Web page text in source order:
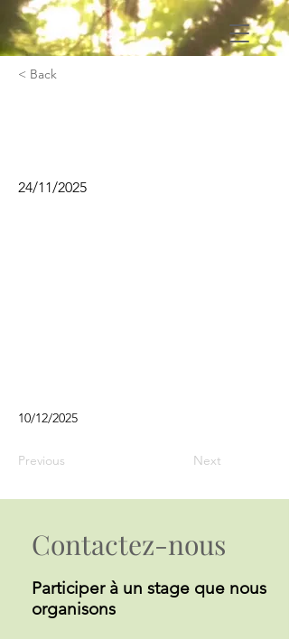
< Back
24/11/2025
10/12/2025
Previous Next
Contactez-nous
Participer à un stage que nous
organisons